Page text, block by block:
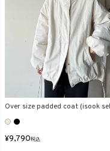
Over size padded coat (isook
¥9,790税込